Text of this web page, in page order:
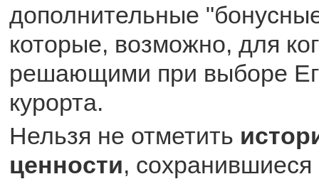
дополнительные
которые, возможно, для
решающими при выборе
курорта.
Нельзя не отметить
ценности, сохранившиеся